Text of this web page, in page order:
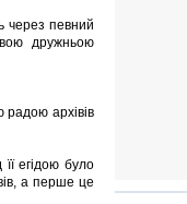
через певний
дружньою
архівів
егідою було
а перше це